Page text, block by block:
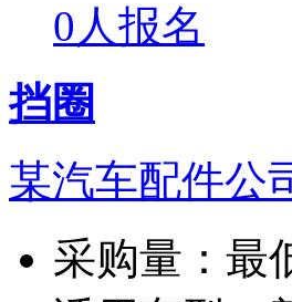
0人报名
挡圈
某汽车配件公
采购量： 最